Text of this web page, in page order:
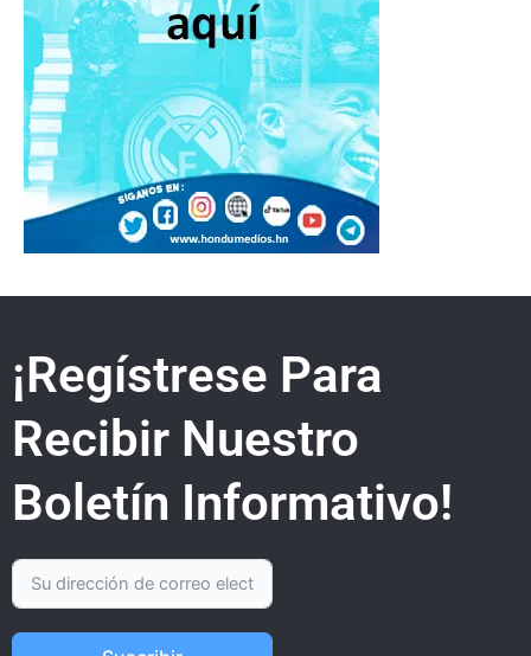
¡Regístrese Para
Recibir Nuestro
Boletín Informativo!